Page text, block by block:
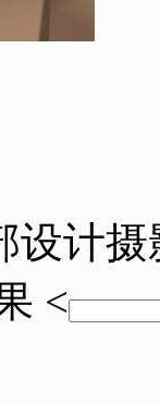
设计摄
<